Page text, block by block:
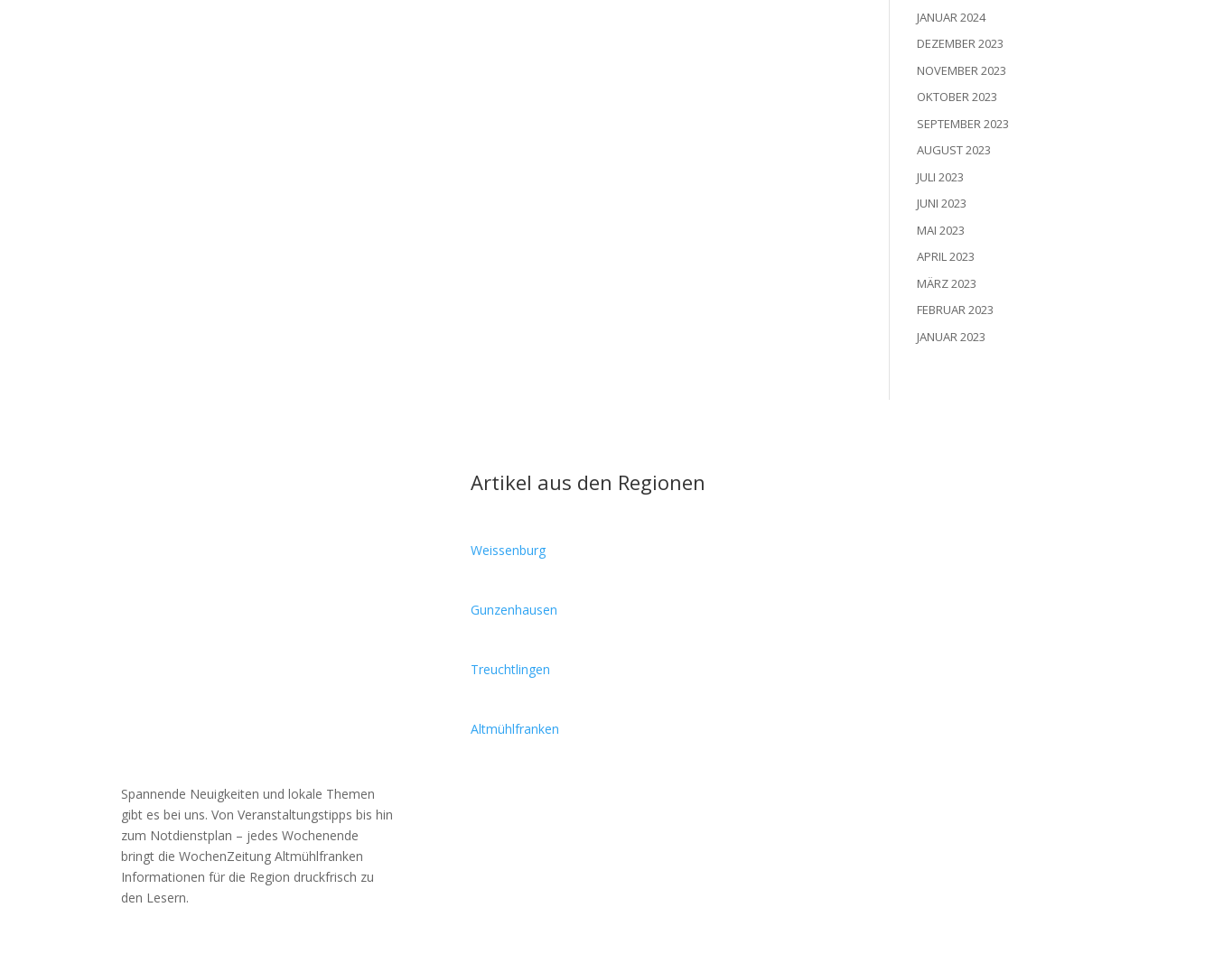
JANUAR 2024
DEZEMBER 2023
NOVEMBER 2023
OKTOBER 2023
SEPTEMBER 2023
AUGUST 2023
JULI 2023
JUNI 2023
MAI 2023
APRIL 2023
MÄRZ 2023
FEBRUAR 2023
JANUAR 2023
Spannende Neuigkeiten und lokale Themen
gibt es bei uns. Von Veranstaltungstipps bis hin
zum Notdienstplan – jedes Wochenende
bringt die WochenZeitung Altmühlfranken
Informationen für die Region druckfrisch zu
den Lesern.
Artikel aus den Regionen
Weissenburg
Gunzenhausen
Treuchtlingen
Altmühlfranken